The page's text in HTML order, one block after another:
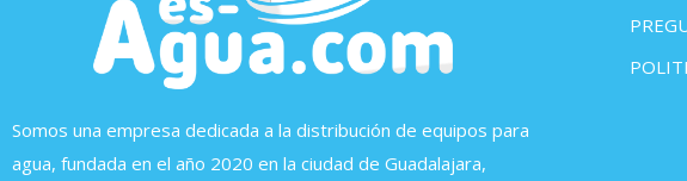
Somos una empresa dedicada a la distribución de equipos para
agua, fundada en el año 2020 en la ciudad de Guadalajara,